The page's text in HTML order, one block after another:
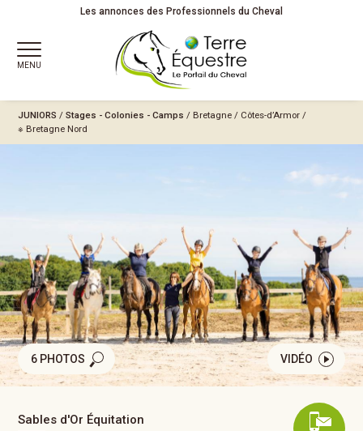
Les annonces des Professionnels du Cheval
MENU
JUNIORS /Stages - Colonies - Camps / Bretagne / Côtes-d’Armor /
※ Bretagne Nord
6 PHOTOS VIDÉO
Sables d'Or Équitation